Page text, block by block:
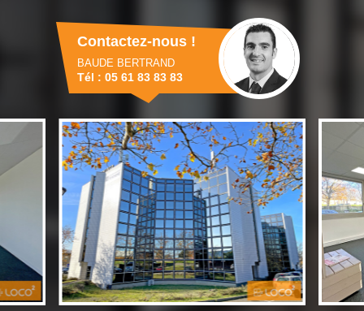
Contactez-nous !
BAUDE BERTRAND
Tél : 05 61 83 83 83